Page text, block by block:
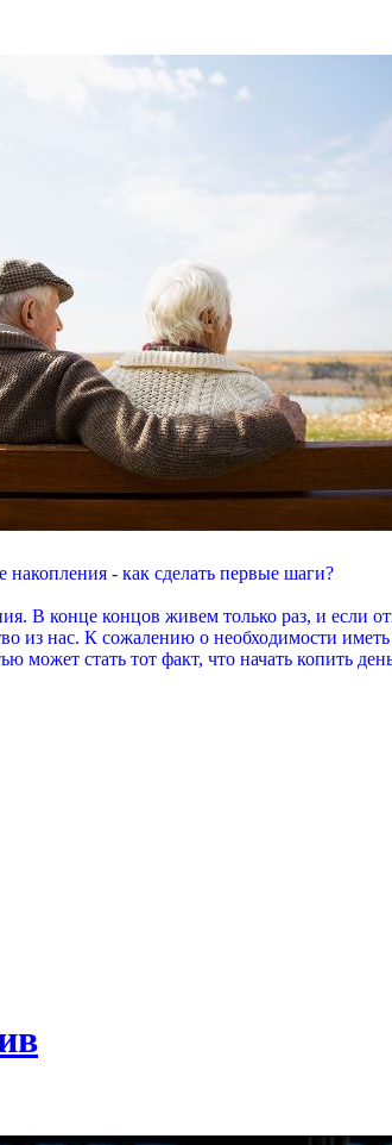
- как сделать первые шаги?
В конце концов живем только раз, и если
из нас. К сожалению о необходимости
стать тот факт, что начать копить